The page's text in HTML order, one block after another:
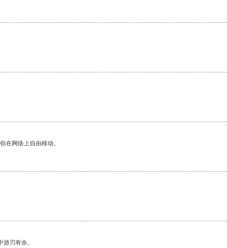
在网络上自由移动。
刃有余。